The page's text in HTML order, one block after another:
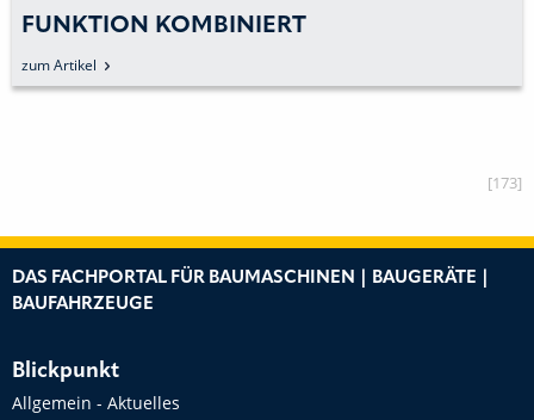
FUNKTION KOMBINIERT
zum Artikel
[173]
DAS FACHPORTAL FÜR BAUMASCHINEN | BAUGERÄTE |
BAUFAHRZEUGE
Blickpunkt
Allgemein - Aktuelles